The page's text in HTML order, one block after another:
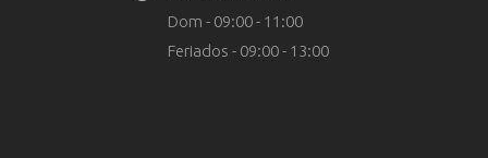
Dom - 09:00 - 11:00
Feriados - 09:00 - 13:00